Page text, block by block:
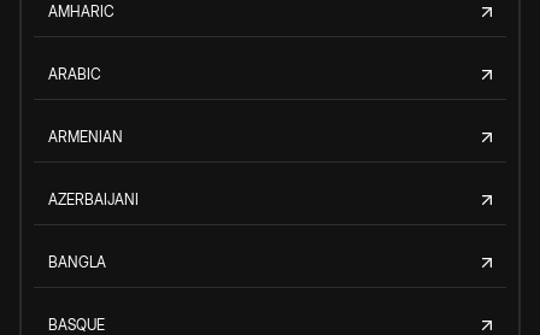
AMHARIC
ARABIC
ARMENIAN
AZERBAIJANI
BANGLA
BASQUE